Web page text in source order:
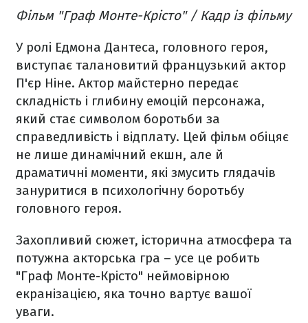
Фільм "Граф Монте-Крісто" / Кадр із фільму
У ролі Едмона Дантеса, головного героя,
виступає талановитий французький актор
П'єр Ніне. Актор майстерно передає
складність і глибину емоцій персонажа,
який стає символом боротьби за
справедливість і відплату. Цей фільм обіцяє
не лише динамічний екшн, але й
драматичні моменти, які змусить глядачів
зануритися в психологічну боротьбу
головного героя.
Захопливий сюжет, історична атмосфера та
потужна акторська гра – усе це робить
"Граф Монте-Крісто" неймовірною
екранізацією, яка точно вартує вашої
уваги.